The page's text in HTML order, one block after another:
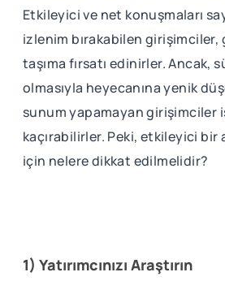
Etkileyici ve net konuşmaları
izlenim bırakabilen
taşıma fırsatı edinirler. Ancak,
olmasıyla heyecanına yenik
sunum yapamayan girişimciler
kaçırabilirler. Peki, etkileyici bir
için nelere dikkat edilmelidir?
1) Yatırımcınızı Araştırın